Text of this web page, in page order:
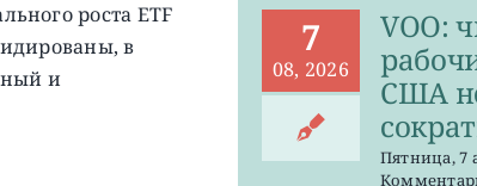
роста ETF
в
и
7
08, 2026
VOO:
США
Пятница, 7